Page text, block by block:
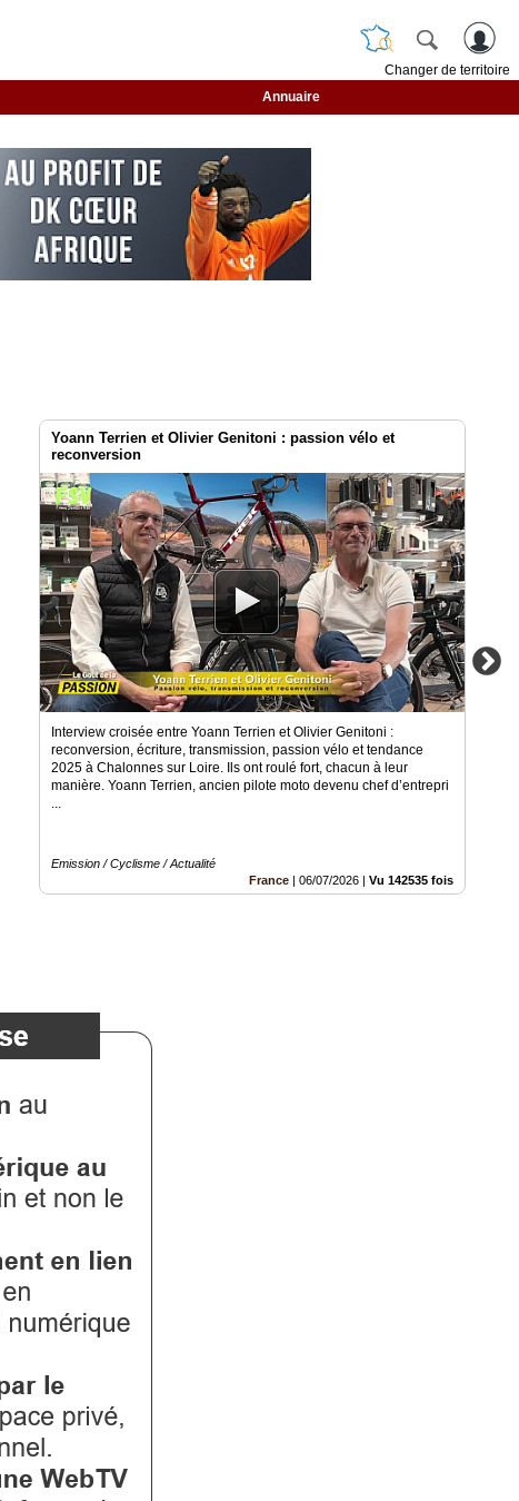
Changer de territoire
Annuaire
Yoann Terrien et Olivier Genitoni : passion vélo et
reconversion
Interview croisée entre Yoann Terrien et Olivier Genitoni :
reconversion, écriture, transmission, passion vélo et tendance
2025 à Chalonnes sur Loire. Ils ont roulé fort, chacun à leur
manière. Yoann Terrien, ancien pilote moto devenu chef d’entrepri
...
Emission / Cyclisme / Actualité
France | 06/07/2026 | Vu 142535 fois